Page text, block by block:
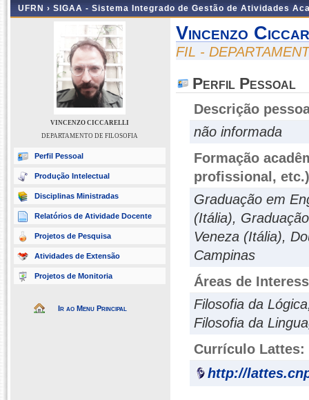
UFRN › SIGAA - Sistema Integrado de Gestão de Atividades
VINCENZO CICCARELLI
DEPARTAMENTO DE FILOSOFIA
Perfil Pessoal
Produção Intelectual
Disciplinas Ministradas
Relatórios de Atividade Docente
Projetos de Pesquisa
Atividades de Extensão
Projetos de Monitoria
Ir ao Menu Principal
Vincenzo
FIL -
Perfil Pessoal
Descrição
não informada
Formação
profissional, etc.)
Graduação em
(Itália),
Veneza (Itália),
Campinas
Áreas de
Filosofia da
Filosofia da
Currículo Lattes:
http://